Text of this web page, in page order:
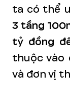
ta có thể
3 tầng
tỷ đồng
thuộc vào
và đơn vị